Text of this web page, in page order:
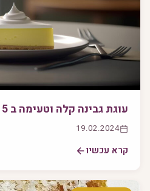
עוגת גבינה קלה וטעימה ב 5 דקות
19.02.2024
קרא עכשיו